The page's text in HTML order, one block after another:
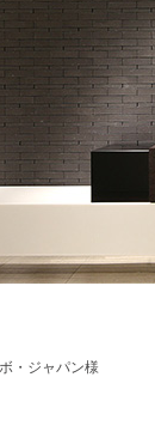
・ジャパン様